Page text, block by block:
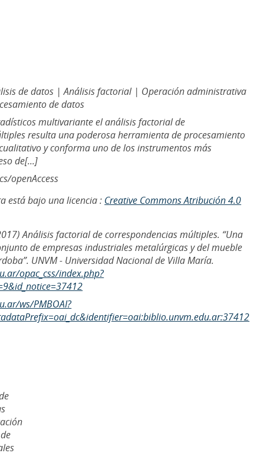
de datos | Análisis factorial | Operación administrativa
de datos
multivariante el análisis factorial de
resulta una poderosa herramienta de procesamiento
y conforma uno de los instrumentos más
de[...]
openAccess
está bajo una licencia : Creative Commons Atribución 4.0
Análisis factorial de correspondencias múltiples. “Una
de empresas industriales metalúrgicas y del mueble
UNVM - Universidad Nacional de Villa María.
opac_css/index.php?
ws/PMBOAI?